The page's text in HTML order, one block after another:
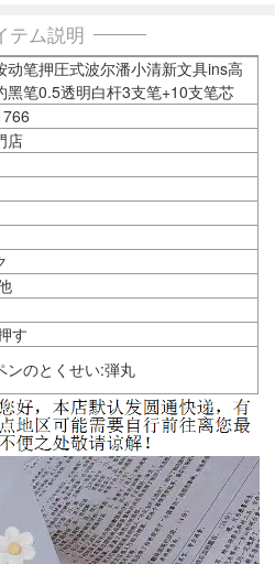
テム説明
动笔押圧式波尔潘小清新文具ins高
黑笔0.5透明白杆3支笔+10支笔芯
店
す
ンのとくせい:弾丸